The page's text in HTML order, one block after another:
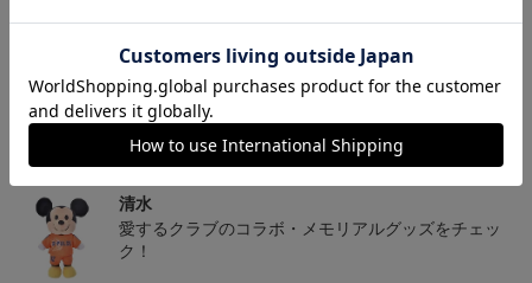
清水
愛するクラブのコラボ・メモリアルグッズをチェッ
ク！